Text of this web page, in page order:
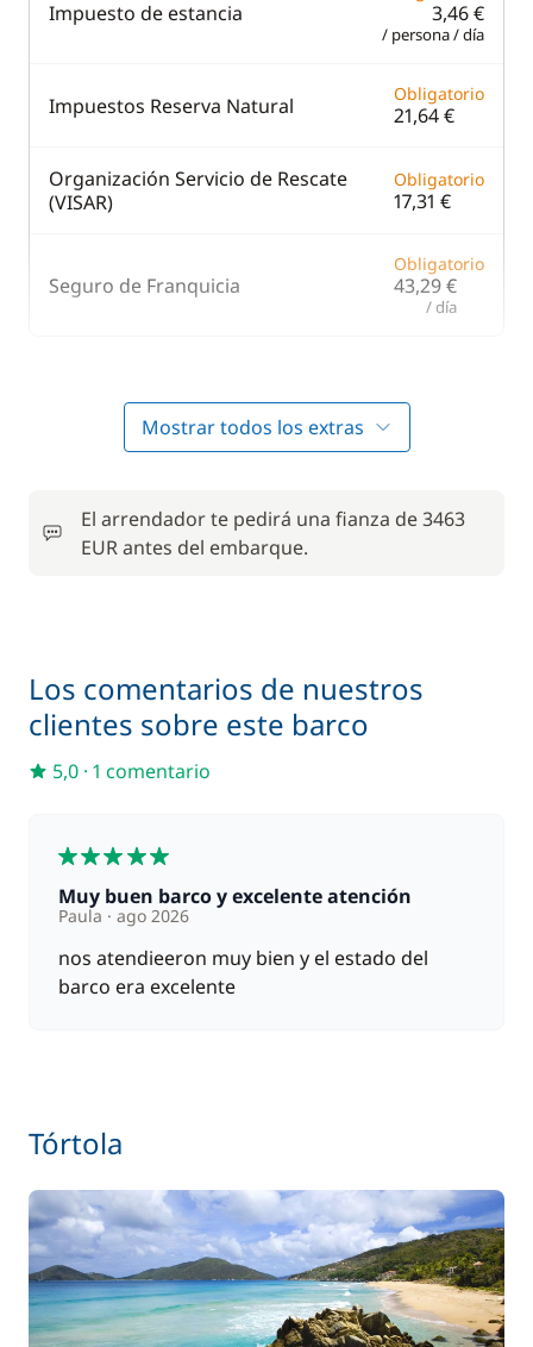
Impuesto de estancia 3,46 €
/ persona / día
Impuestos Reserva Natural Obligatorio
21,64 €
Organización Servicio de Rescate
(VISAR)
Obligatorio
17,31 €
Seguro de Franquicia
Obligatorio
43,29 €
/ día
Carburante
Cocinero (comidas no incluidas) 259,71 €
Paddle
Patrón (comidas no incluidas)
Teléfono móvil
Wifi
Mostrar todos los extras
El arrendador te pedirá una fianza de 3463
EUR antes del embarque.
Los comentarios de nuestros
clientes sobre este barco
5,0 · 1 comentario
Muy buen barco y excelente atención
Paula ago 2026
nos atendieeron muy bien y el estado del
barco era excelente
Tórtola